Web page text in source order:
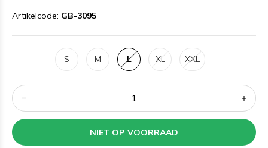
Artikelcode: GB-3095
S M L XL XXL
NIET OP VOORRAAD